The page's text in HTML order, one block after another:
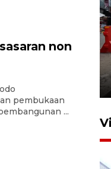
non
pembukaan
...
di